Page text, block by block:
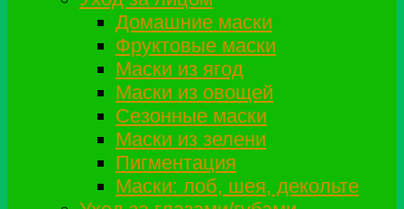
Домашние маски
Фруктовые маски
Маски из ягод
Маски из овощей
Сезонные маски
Маски из зелени
Пигментация
Маски: лоб, шея, декольте